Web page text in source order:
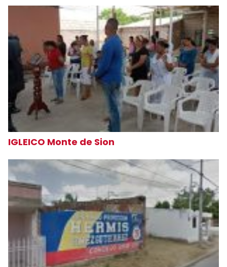
IGLEICO Monte de Sion